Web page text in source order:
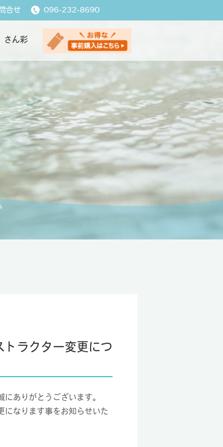
合せ 096-232-8690
さん彩
ラクター変更につ
ありがとうございます。
になります事をお知らせいた